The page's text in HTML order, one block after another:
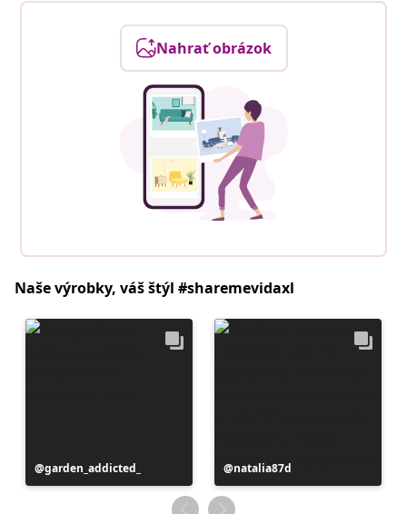
Nahrať obrázok
Naše výrobky, váš štýl #sharemevidaxl
Príspevok
zverejnil
garden_addicted_
Príspevok
zverejnil
natalia87d